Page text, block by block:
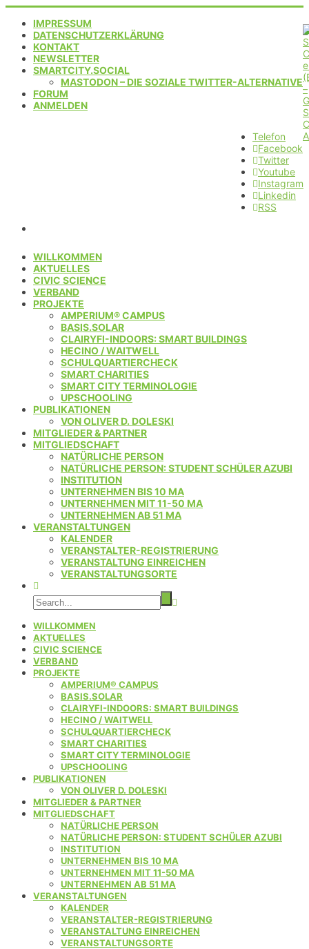
IMPRESSUM
DATENSCHUTZERKLÄRUNG
KONTAKT
NEWSLETTER
SMARTCITY.SOCIAL
MASTODON – DIE SOZIALE TWITTER-ALTERNATIVE
FORUM
ANMELDEN
Telefon
Facebook
Twitter
Youtube
Instagram
Linkedin
RSS
WILLKOMMEN
AKTUELLES
CIVIC SCIENCE
VERBAND
PROJEKTE
AMPERIUM® CAMPUS
BASIS.SOLAR
CLAIRYFI-INDOORS: SMART BUILDINGS
HECINO / WAITWELL
SCHULQUARTIERCHECK
SMART CHARITIES
SMART CITY TERMINOLOGIE
UPSCHOOLING
PUBLIKATIONEN
VON OLIVER D. DOLESKI
MITGLIEDER & PARTNER
MITGLIEDSCHAFT
NATÜRLICHE PERSON
NATÜRLICHE PERSON: STUDENT SCHÜLER AZUBI
INSTITUTION
UNTERNEHMEN BIS 10 MA
UNTERNEHMEN MIT 11-50 MA
UNTERNEHMEN AB 51 MA
VERANSTALTUNGEN
KALENDER
VERANSTALTER-REGISTRIERUNG
VERANSTALTUNG EINREICHEN
VERANSTALTUNGSORTE
WILLKOMMEN
AKTUELLES
CIVIC SCIENCE
VERBAND
PROJEKTE
AMPERIUM® CAMPUS
BASIS.SOLAR
CLAIRYFI-INDOORS: SMART BUILDINGS
HECINO / WAITWELL
SCHULQUARTIERCHECK
SMART CHARITIES
SMART CITY TERMINOLOGIE
UPSCHOOLING
PUBLIKATIONEN
VON OLIVER D. DOLESKI
MITGLIEDER & PARTNER
MITGLIEDSCHAFT
NATÜRLICHE PERSON
NATÜRLICHE PERSON: STUDENT SCHÜLER AZUBI
INSTITUTION
UNTERNEHMEN BIS 10 MA
UNTERNEHMEN MIT 11-50 MA
UNTERNEHMEN AB 51 MA
VERANSTALTUNGEN
KALENDER
VERANSTALTER-REGISTRIERUNG
VERANSTALTUNG EINREICHEN
VERANSTALTUNGSORTE